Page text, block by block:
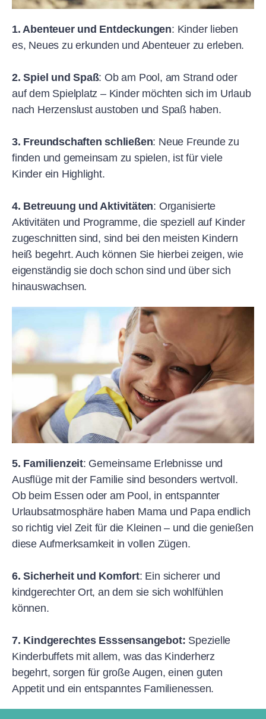
1. Abenteuer und Entdeckungen: Kinder lieben
es, Neues zu erkunden und Abenteuer zu erleben.
2. Spiel und Spaß: Ob am Pool, am Strand oder
auf dem Spielplatz – Kinder möchten sich im Urlaub
nach Herzenslust austoben und Spaß haben.
3. Freundschaften schließen: Neue Freunde zu
finden und gemeinsam zu spielen, ist für viele
Kinder ein Highlight.
4. Betreuung und Aktivitäten: Organisierte
Aktivitäten und Programme, die speziell auf Kinder
zugeschnitten sind, sind bei den meisten Kindern
heiß begehrt. Auch können Sie hierbei zeigen, wie
eigenständig sie doch schon sind und über sich
hinauswachsen.
5. Familienzeit: Gemeinsame Erlebnisse und
Ausflüge mit der Familie sind besonders wertvoll.
Ob beim Essen oder am Pool, in entspannter
Urlaubsatmosphäre haben Mama und Papa endlich
so richtig viel Zeit für die Kleinen – und die genießen
diese Aufmerksamkeit in vollen Zügen.
6. Sicherheit und Komfort: Ein sicherer und
kindgerechter Ort, an dem sie sich wohlfühlen
können.
7. Kindgerechtes Esssensangebot: Spezielle
Kinderbuffets mit allem, was das Kinderherz
begehrt, sorgen für große Augen, einen guten
Appetit und ein entspanntes Familienessen.